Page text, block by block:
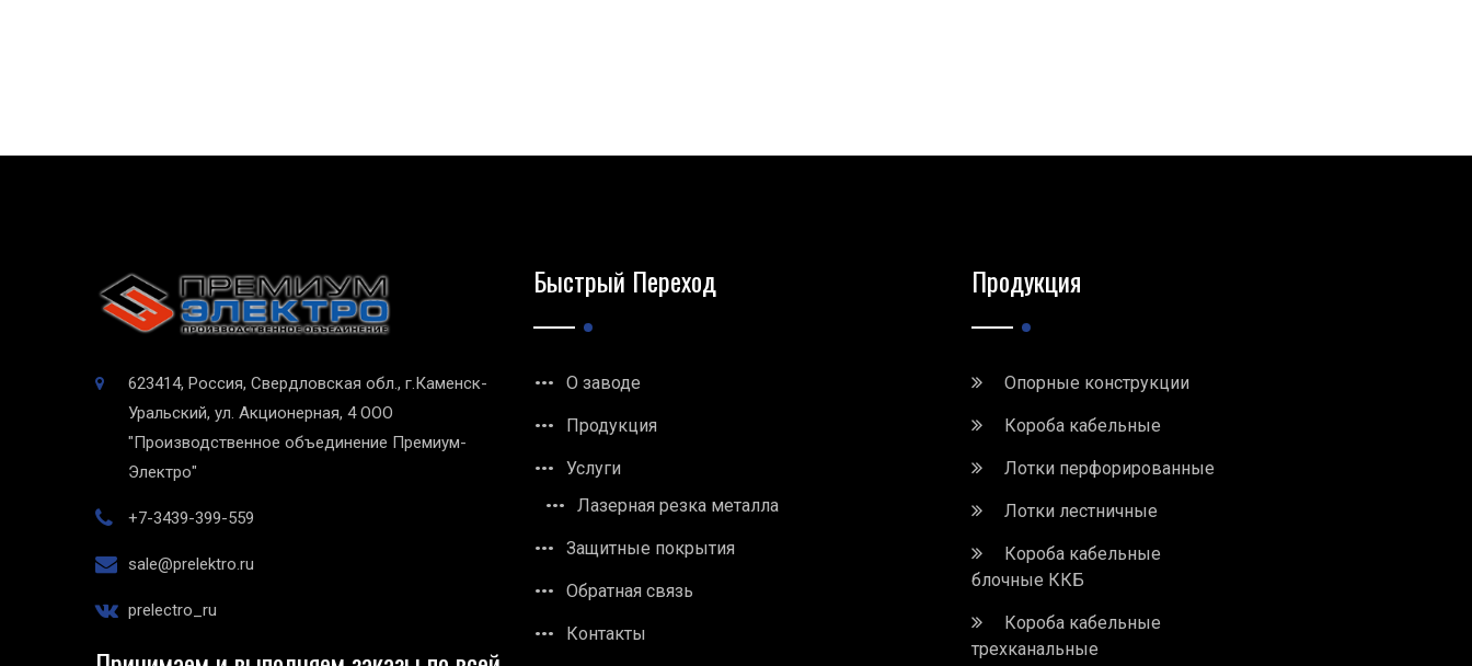
623414, Россия, Свердловская обл., г.Каменск-
Уральский, ул. Акционерная, 4 ООО
"Производственное объединение Премиум-
Электро"
+7-3439-399-559
sale@prelektro.ru
prelectro_ru
Быстрый Переход
О заводе
Продукция
Услуги
Лазерная резка металла
Защитные покрытия
Обратная связь
Контакты
Продукция
Опорные конструкции
Короба кабельные
Лотки перфорированные
Лотки лестничные
Короба кабельные
блочные ККБ
Короба кабельные
трехканальные